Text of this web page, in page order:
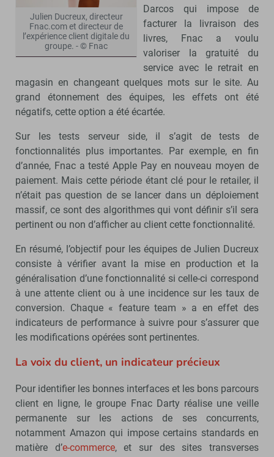
Julien Ducreux, directeur
Fnac.com et directeur de
l’expérience client digitale du
groupe. - © Fnac
Darcos qui impose de
facturer la livraison des
livres, Fnac a voulu
valoriser la gratuité du
service avec le retrait en
magasin en changeant quelques mots sur le site. Au
grand étonnement des équipes, les effets ont été
négatifs, cette option a été écartée.
Sur les tests serveur side, il s’agit de tests de
fonctionnalités plus importantes. Par exemple, en fin
d’année, Fnac a testé Apple Pay en nouveau moyen de
paiement. Mais cette période étant clé pour le retailer, il
n’était pas question de se lancer dans un déploiement
massif, ce sont des algorithmes qui vont définir s’il sera
pertinent ou non d’afficher au client cette fonctionnalité.
En résumé, l’objectif pour les équipes de Julien Ducreux
consiste à vérifier avant la mise en production et la
généralisation d’une fonctionnalité si celle-ci correspond
à une attente client ou à une incidence sur les taux de
conversion. Chaque « feature team » a en effet des
indicateurs de performance à suivre pour s’assurer que
les modifications opérées sont pertinentes.
La voix du client, un indicateur précieux
Pour identifier les bonnes interfaces et les bons parcours
client en ligne, le groupe Fnac Darty réalise une veille
permanente sur les actions de ses concurrents,
notamment Amazon qui impose certains standards en
matière d’e-commerce, et sur des sites transverses